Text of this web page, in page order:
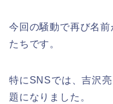
今回の騒動で再び名
たちです。
特にSNSでは、吉沢
題になりました。